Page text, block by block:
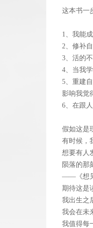
这本书一
1、我能
2、修补
3、活的
4、当我
5、重建
影响我觉
6、在跟
假如这是
有时候，
想要有人
陨落的那
——《想
期待这是
我出生之
我会在未
我值得每